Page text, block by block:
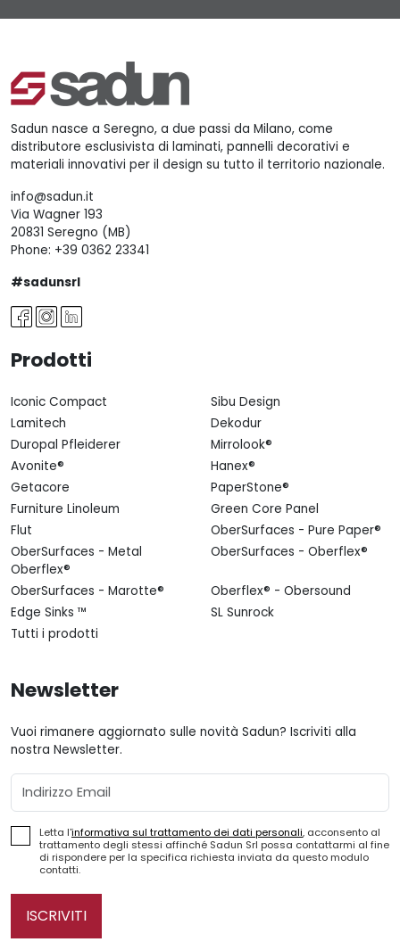
Sadun nasce a Seregno, a due passi da Milano, come
distributore esclusivista di laminati, pannelli decorativi e
materiali innovativi per il design su tutto il territorio nazionale.
info@sadun.it
Via Wagner 193
20831 Seregno (MB)
Phone: +39 0362 23341
#sadunsrl
Prodotti
Iconic Compact
Sibu Design
Lamitech
Dekodur
Duropal Pfleiderer
Mirrolook®
Avonite®
Hanex®
Getacore
PaperStone®
Furniture Linoleum
Green Core Panel
Flut
OberSurfaces - Pure Paper®
OberSurfaces - Metal
Oberflex®
OberSurfaces - Oberflex®
OberSurfaces - Marotte®
Oberflex® - Obersound
Edge Sinks ™
SL Sunrock
Tutti i prodotti
Newsletter
Vuoi rimanere aggiornato sulle novità Sadun? Iscriviti alla
nostra Newsletter.
Email
Letta l'informativa sul trattamento dei dati personali, acconsento al
trattamento degli stessi affinché Sadun Srl possa contattarmi al fine
di rispondere per la specifica richiesta inviata da questo modulo
contatti.
ISCRIVITI